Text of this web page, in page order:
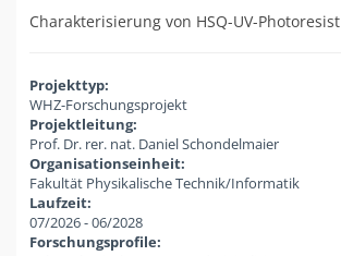
Charakterisierung von HSQ-UV-Photoresist
Projekttyp:
WHZ-Forschungsprojekt
Projektleitung:
Prof. Dr. rer. nat. Daniel Schondelmaier
Organisationseinheit:
Fakultät Physikalische Technik/Informatik
Laufzeit:
07/2026-06/2028
Forschungsprofile: